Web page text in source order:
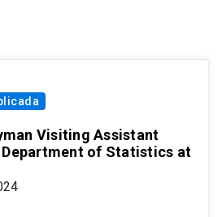
Visiting Assistant
of Statistics at